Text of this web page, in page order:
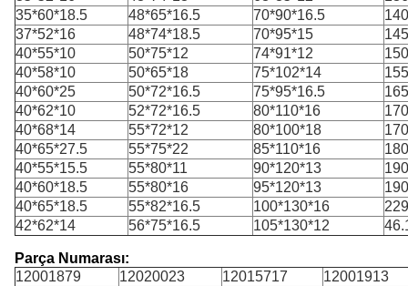
35*60*18.5
48*65*16.5 70*90*16.5
37*52*16
48*74*18.5 70*95*15
40*55*10
50*75*12 74*91*12
40*58*10
50*65*18 75*102*14
40*60*25
50*72*16.5 75*95*16.5
40*62*10
52*72*16.5 80*110*16
40*68*14
55*72*12 80*100*18
40*65*27.5
55*75*22 85*110*16
40*55*15.5
55*80*11 90*120*13
40*60*18.5
55*80*16 95*120*13
40*65*18.5
55*82*16.5 100*130*16
42*62*14
56*75*16.5 105*130*12
Parça Numarası:
12001879
12020023 12015717
12001913